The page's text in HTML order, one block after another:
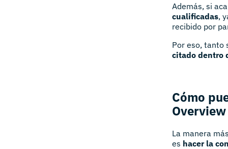
Además, si
cualificadas,
recibido por
Por eso, tanto
citado dentro
Cómo
Overview
La manera
es hacer la